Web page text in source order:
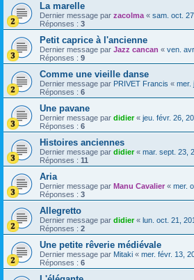
La marelle
Dernier message par zacolma « sam. oct.
Réponses : 3
Petit caprice à l'ancienne
Dernier message par Jazz cancan « ven.
Réponses : 9
Comme une vieille danse
Dernier message par PRIVET Francis « mer.
Réponses : 6
Une pavane
Dernier message par didier« jeu. févr. 26,
Réponses : 6
Histoires anciennes
Dernier message par didier« mar. sept. 23,
Réponses : 11
Aria
Dernier message par Manu Cavalier « mer.
Réponses : 3
Allegretto
Dernier message par didier« lun. oct. 21,
Réponses : 2
Une petite rêverie médiévale
Dernier message par Mitaki « mer. févr. 13,
Réponses : 6